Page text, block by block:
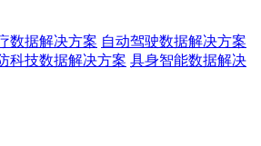
数据解决方案 自动驾驶数据解决方案
科技数据解决方案 具身智能数据解决